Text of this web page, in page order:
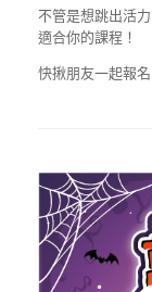
不管是想跳出活
適合你的課程！
快揪朋友一起報